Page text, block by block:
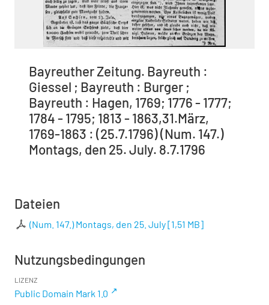
Bayreuther Zeitung. Bayreuth :
Giessel ; Bayreuth : Burger ;
Bayreuth : Hagen, 1769; 1776 - 1777;
1784 - 1795; 1813 - 1863,31.März,
1769-1863 : (25.7.1796) (Num. 147.)
Montags, den 25. July. 8.7.1796
Dateien
(Num. 147.) Montags, den 25. July[1,51 MB]
Nutzungsbedingungen
LIZENZ
Public Domain Mark 1.0